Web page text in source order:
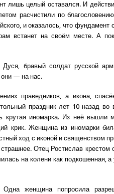
лишь целый оставался. И
расчистили по
и оказалось, что фундамент
встанет на своём месте. А
бравый солдат русской
— на нас.
праведников, а икона,
праздник лет 10 назад во
крутая иномарка. Из неё
крик. Женщина из иномарки
ход с иконой и священством
Отец Ростислав
на колени как подкошенная,
Одна женщина попросила